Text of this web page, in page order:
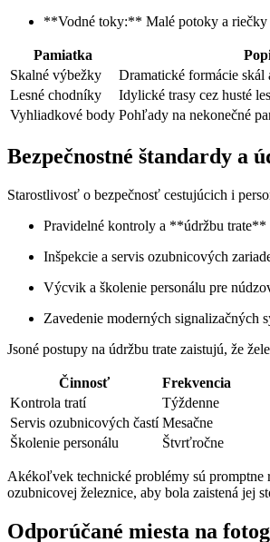
**Vodné toky:** Malé potoky a riečky
Pamiatka
Skalné výbežky
Dramatické formácie skál
Lesné chodníky
Idylické trasy cez husté
Vyhliadkové body Pohľady na nekonečné
Bezpečnostné štandardy a
Starostlivosť o bezpečnosť cestujúcich i
Pravidelné kontroly a **údržbu trate**
Inšpekcie a servis ozubnicových
Výcvik a školenie personálu pre
Zavedenie moderných signalizačných
Jsoné postupy na údržbu trate zaistujú, že
Činnosť
Frekvencia
Kontrola tratí
Týždenne
Servis ozubnicových častí Mesačne
Školenie personálu
Štvrťročne
Akékoľvek technické problémy sú promptne
ozubnicovej železnice, aby bola zaistená jej
Odporúčané miesta na